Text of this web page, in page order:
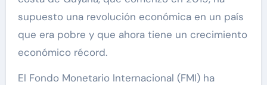
supuesto una revolución económica en un país
que era pobre y que ahora tiene un crecimiento
económico récord.
El Fondo Monetario Internacional (FMI) ha